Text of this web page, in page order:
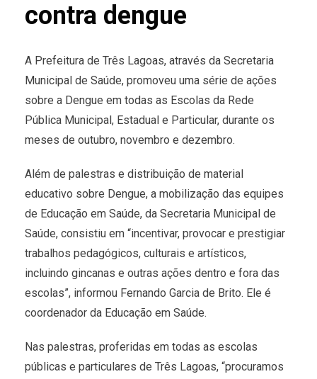
contra dengue
A Prefeitura de Três Lagoas, através da Secretaria
Municipal de Saúde, promoveu uma série de ações
sobre a Dengue em todas as Escolas da Rede
Pública Municipal, Estadual e Particular, durante os
meses de outubro, novembro e dezembro.
Além de palestras e distribuição de material
educativo sobre Dengue, a mobilização das equipes
de Educação em Saúde, da Secretaria Municipal de
Saúde, consistiu em “incentivar, provocar e prestigiar
trabalhos pedagógicos, culturais e artísticos,
incluindo gincanas e outras ações dentro e fora das
escolas”, informou Fernando Garcia de Brito. Ele é
coordenador da Educação em Saúde.
Nas palestras, proferidas em todas as escolas
públicas e particulares de Três Lagoas, “procuramos